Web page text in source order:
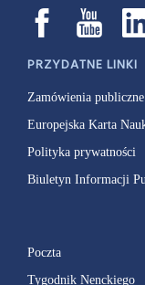
PRZYDATNE LINKI
Zamówienia publiczne
Europejska Karta
Polityka prywatności
Biuletyn Informacji
Poczta
Tygodnik Nenckiego